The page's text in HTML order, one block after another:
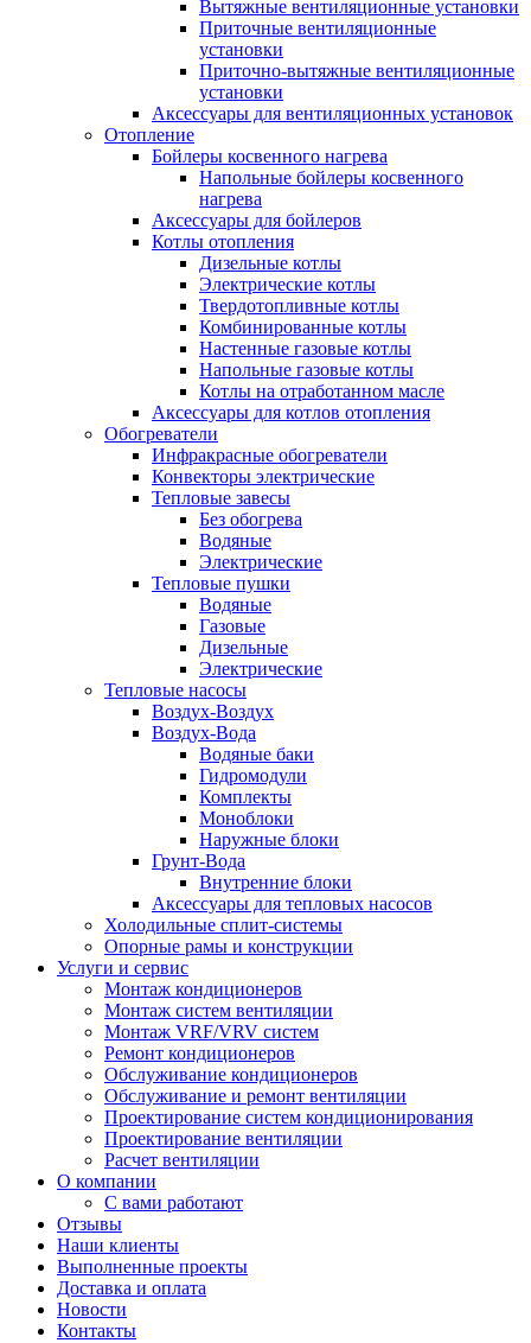
Вытяжные вентиляционные установки
Приточные вентиляционные
установки
Приточно-вытяжные вентиляционные
установки
Аксессуары для вентиляционных установок
Отопление
Бойлеры косвенного нагрева
Напольные бойлеры косвенного
нагрева
Аксессуары для бойлеров
Котлы отопления
Дизельные котлы
Электрические котлы
Твердотопливные котлы
Комбинированные котлы
Настенные газовые котлы
Напольные газовые котлы
Котлы на отработанном масле
Аксессуары для котлов отопления
Обогреватели
Инфракрасные обогреватели
Конвекторы электрические
Тепловые завесы
Без обогрева
Водяные
Электрические
Тепловые пушки
Водяные
Газовые
Дизельные
Электрические
Тепловые насосы
Воздух-Воздух
Воздух-Вода
Водяные баки
Гидромодули
Комплекты
Моноблоки
Наружные блоки
Грунт-Вода
Внутренние блоки
Аксессуары для тепловых насосов
Холодильные сплит-системы
Опорные рамы и конструкции
Услуги и сервис
Монтаж кондиционеров
Монтаж систем вентиляции
Монтаж VRF/VRV систем
Ремонт кондиционеров
Обслуживание кондиционеров
Обслуживание и ремонт вентиляции
Проектирование систем кондиционирования
Проектирование вентиляции
Расчет вентиляции
О компании
С вами работают
Отзывы
Наши клиенты
Выполненные проекты
Доставка и оплата
Новости
Контакты